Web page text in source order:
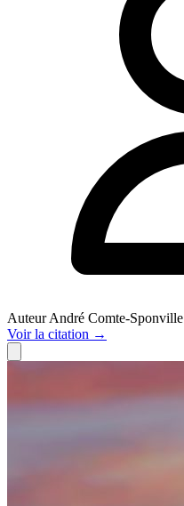
Auteur André Comte-Sponville
Voirla citation →